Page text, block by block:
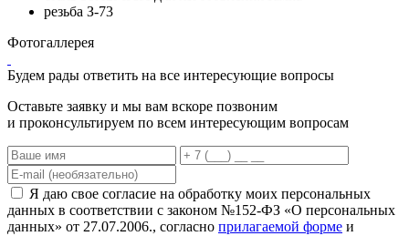
резьба З-73
Фотогаллерея
Будем рады ответить на все интересующие вопросы
Оставьте заявку и мы вам вскоре позвоним
и проконсультируем по всем интересующим вопросам
Я даю свое согласие на обработку моих персональных
данных в соответствии с законом №152-ФЗ «О персональных
данных» от 27.07.2006., согласно прилагаемой форме и